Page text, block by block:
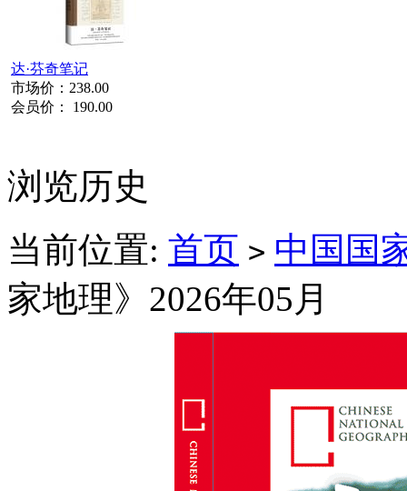
达·芬奇笔记
市场价： 238.00
会员价： 190.00
浏览历史
当前位置: 首页 > 中国国
家地理》2026年05月